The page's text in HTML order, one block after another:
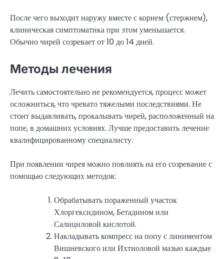
После чего выходит наружу вместе с корнем (стержнем),
клиническая симптоматика при этом уменьшается.
Обычно чирей созревает от 10 до 14 дней.
Методы лечения
Лечить самостоятельно не рекомендуется, процесс может
осложниться, что чревато тяжелыми последствиями. Не
стоит выдавливать, прокалывать чирей, расположенный на
попе, в домашних условиях. Лучше предоставить лечение
квалифицированному специалисту.
При появлении чирея можно повлиять на его созревание с
помощью следующих методов:
Обрабатывать пораженный участок
Хлоргексидином, Бетадином или
Салициловой кислотой.
Накладывать компресс на попу с линиментом
Вишневского или Ихтиоловой мазью каждые